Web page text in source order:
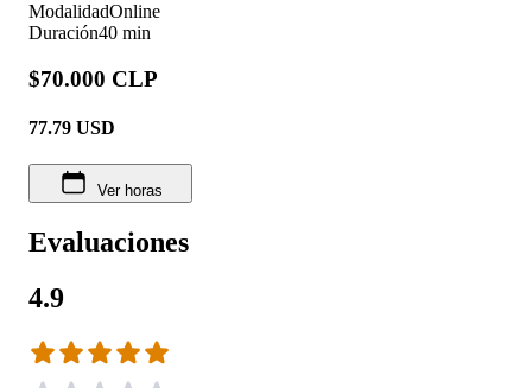
ModalidadOnline
Duración40 min
$70.000 CLP
77.79 USD
Ver horas
Evaluaciones
4.9